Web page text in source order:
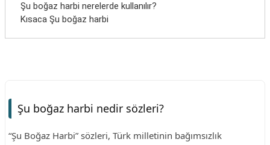
Şu boğaz harbi nerelerde kullanılır?
Kısaca Şu boğaz harbi
Şu boğaz harbi nedir sözleri?
“Şu Boğaz Harbi” sözleri, Türk milletinin bağımsızlık